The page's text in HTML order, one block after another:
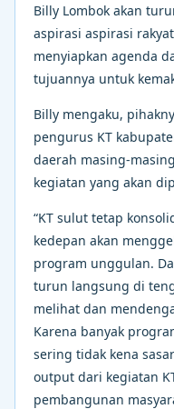
Billy Lombok akan
aspirasi aspirasi
menyiapkan agenda
tujuannya untuk
Billy mengaku,
pengurus KT
daerah masing-
kegiatan yang akan
“KT sulut tetap
kedepan akan
program unggulan.
turun langsung di
melihat dan
Karena banyak
sering tidak kena
output dari kegiatan
pembangunan